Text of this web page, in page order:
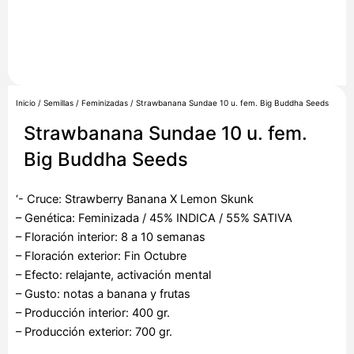
Inicio / Semillas / Feminizadas / Strawbanana Sundae 10 u. fem. Big Buddha Seeds
Strawbanana Sundae 10 u. fem.
Big Buddha Seeds
‘- Cruce: Strawberry Banana X Lemon Skunk
– Genética: Feminizada / 45% INDICA / 55% SATIVA
– Floración interior: 8 a 10 semanas
– Floración exterior: Fin Octubre
– Efecto: relajante, activación mental
– Gusto: notas a banana y frutas
– Producción interior: 400 gr.
– Producción exterior: 700 gr.